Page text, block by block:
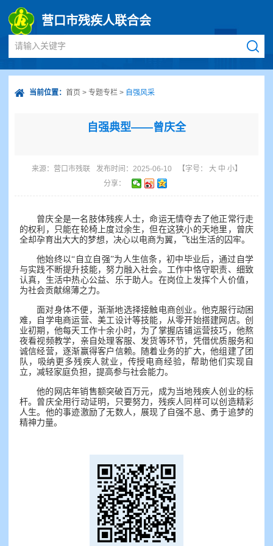
营口市残疾人联合会
请输入关键字
当前位置： 首页 > 专题专栏 > 自强风采
自强典型——曾庆全
来源： 营口市残联 发布时间：2025-06-10 【字号： 大 中 小】
分享：
曾庆全是一名肢体残疾人士，命运无情夺去了他正常行走
的权利，只能在轮椅上度过余生，但在这狭小的天地里，曾庆
全却孕育出大大的梦想，决心以电商为翼，飞出生活的囚牢。
他始终以“自立自强”为人生信条，初中毕业后，通过自学
与实践不断提升技能，努力融入社会。工作中恪守职责、细致
认真，生活中热心公益、乐于助人。在岗位上发挥个人价值，
为社会贡献绵薄之力。
面对身体不便，渐渐地选择接触电商创业。他克服行动困
难，自学电商运营、美工设计等技能，从零开始搭建网店。创
业初期，他每天工作十余小时，为了掌握店铺运营技巧，他熬
夜看视频教学，亲自处理客服、发货等环节，凭借优质服务和
诚信经营，逐渐赢得客户信赖。随着业务的扩大，他组建了团
队，吸纳更多残疾人就业，传授电商经验，帮助他们实现自
立，减轻家庭负担，提高参与社会能力。
他的网店年销售额突破百万元，成为当地残疾人创业的标
杆。曾庆全用行动证明，只要努力，残疾人同样可以创造精彩
人生。他的事迹激励了无数人，展现了自强不息、勇于追梦的
精神力量。